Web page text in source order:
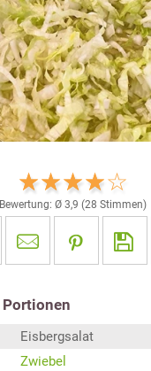
Bewertung: Ø 3,9 (28 Stimmen)
Portionen
Eisbergsalat
Zwiebel